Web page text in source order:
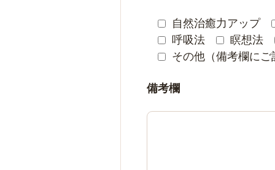
自然治癒力アップ
呼吸法
瞑想法
その他（備考欄に
備考欄